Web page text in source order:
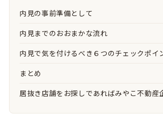
内見の事前準備として
内見までのおおまかな流れ
内見で気を付けるべき６つのチェックポイ
まとめ
居抜き店舗をお探しであればみやこ不動産